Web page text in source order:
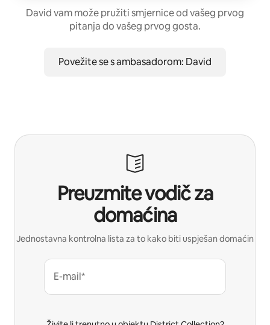
David vam može pružiti smjernice od vašeg prvog
pitanja do vašeg prvog gosta.
Povežite se s ambasadorom: David
Preuzmite vodič za
domaćina
Jednostavna kontrolna lista za to kako biti uspješan domaćin
E-mail*